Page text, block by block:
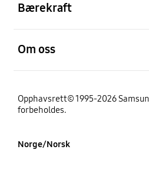
Bærekraft
Om oss
Opphavsrett© 1995-2026
forbeholdes.
Norge/Norsk